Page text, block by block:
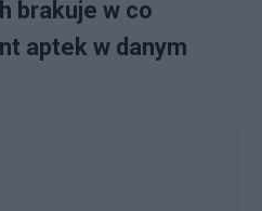
brakuje w co
aptek w danym